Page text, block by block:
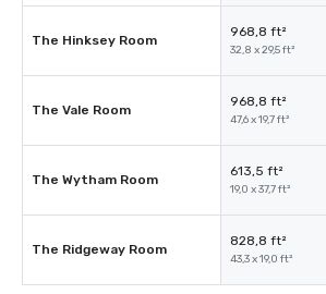
The Hinksey Room
968,8 ft²
32,8 x 29,5 ft²
The Vale Room
968,8 ft²
47,6 x 19,7 ft²
The Wytham Room
613,5 ft²
19,0 x 37,7 ft²
The Ridgeway Room
828,8 ft²
43,3 x 19,0 ft²